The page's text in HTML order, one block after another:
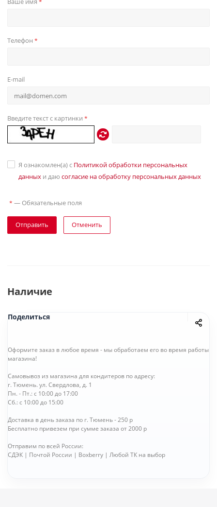
*
Телефон *
E-mail
Введите текст с картинки *
Я ознакомлен(а) с Политикой обработки персональных
данных и даю согласие на обработку персональных данных
* — Обязательные поля
Отправить Отменить
Наличие
Поделиться
Оформите заказ в любое время - мы обработаем его во время работы
магазина!
Самовывоз из магазина для кондитеров по адресу:
г. Тюмень. ул. Свердлова, д. 1
Пн. - Пт.: с 10:00 до 17:00
Сб.: с 10:00 до 15:00
Доставка в день заказа по г. Тюмень - 250 р
Бесплатно привезем при сумме заказа от 2000 р
Отправим по всей России:
СДЭК | Почтой России | Boxberry | Любой ТК на выбор